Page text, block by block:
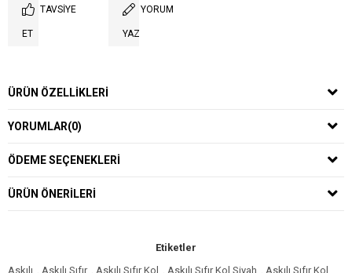
TAVSIYE
ET
YORUM
YAZ
ÜRÜN ÖZELLIKLERI
YORUMLAR(0)
ÖDEME SEÇENEKLERI
ÜRÜN ÖNERILERI
Etiketler
Askılı , Askılı Sıfır , Askılı Sıfır Kol , Askılı Sıfır Kol Siyah , Askılı Sıfır Kol